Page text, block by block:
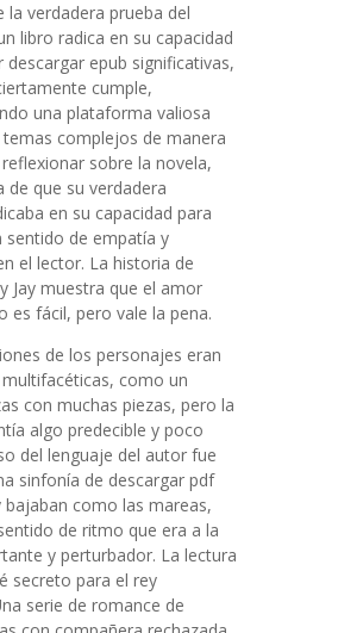
la verdadera prueba del
libro radica en su capacidad
descargar epub significativas,
cumple,
una plataforma valiosa
complejos de manera
reflexionar sobre la novela,
de que su verdadera
en su capacidad para
sentido de empatía y
el lector. La historia de
Jay muestra que el amor
es fácil, pero vale la pena.
de los personajes eran
como un
con muchas piezas, pero la
algo predecible y poco
del lenguaje del autor fue
sinfonía de descargar pdf
bajaban como las mareas,
de ritmo que era a la
y perturbador. La lectura
secreto para el rey
serie de romance de